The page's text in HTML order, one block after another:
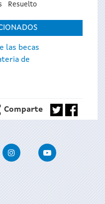
Resuelto
las becas
de
Comparte
InstagramYoutube